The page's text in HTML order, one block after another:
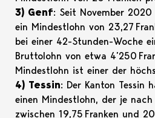
3) Genf: Seit November
ein Mindestlohn von 23,27
bei einer 42-Stunden-Woche
Bruttolohn von etwa 4’250
Mindestlohn ist einer der
4) Tessin: Der Kanton Tessin
einen Mindestlohn, der je
zwischen 19,75 Franken und